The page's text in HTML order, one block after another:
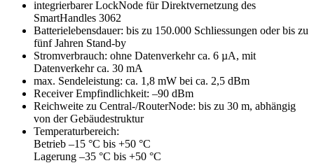
integrierbarer LockNode für Direktvernetzung des
SmartHandles 3062
Batterielebensdauer: bis zu 150.000 Schliessungen oder bis zu
fünf Jahren Stand-by
Stromverbrauch: ohne Datenverkehr ca. 6 µA, mit
Datenverkehr ca. 30 mA
max. Sendeleistung: ca. 1,8 mW bei ca. 2,5 dBm
Receiver Empfindlichkeit: –90 dBm
Reichweite zu Central-/RouterNode: bis zu 30 m, abhängig
von der Gebäudestruktur
Temperaturbereich:
Betrieb –15 °C bis +50 °C
Lagerung –35 °C bis +50 °C